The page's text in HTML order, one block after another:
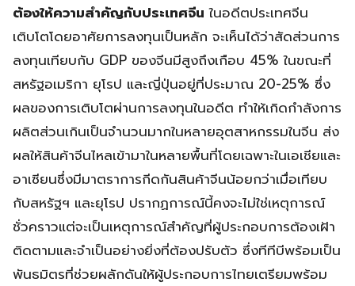
ต้องให้ความสำคัญกับประเทศจีน ในอดีตประเทศจีน
เติบโตโดยอาศัยการลงทุนเป็นหลัก จะเห็นได้ว่าสัดส่วนการ
ลงทุนเทียบกับ GDP ของจีนมีสูงถึงเกือบ 45% ในขณะที่
สหรัฐอเมริกา ยุโรป และญี่ปุ่นอยู่ที่ประมาณ 20-25% ซึ่ง
ผลของการเติบโตผ่านการลงทุนในอดีต ทำให้เกิดกำลังการ
ผลิตส่วนเกินเป็นจำนวนมากในหลายอุตสาหกรรมในจีน ส่ง
ผลให้สินค้าจีนไหลเข้ามาในหลายพื้นที่โดยเฉพาะในเอเชียและ
อาเซียนซึ่งมีมาตราการกีดกันสินค้าจีนน้อยกว่าเมื่อเทียบ
กับสหรัฐฯ และยุโรป ปรากฏการณ์นี้คงจะไม่ใช่เหตุการณ์
ชั่วคราวแต่จะเป็นเหตุการณ์สำคัญที่ผู้ประกอบการต้องเฝ้า
ติดตามและจำเป็นอย่างยิ่งที่ต้องปรับตัว ซึ่งทีทีบีพร้อมเป็น
พันธมิตรที่ช่วยผลักดันให้ผู้ประกอบการไทยเตรียมพร้อม